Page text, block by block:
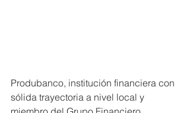
Produbanco, institución financiera con
sólida trayectoria a nivel local y